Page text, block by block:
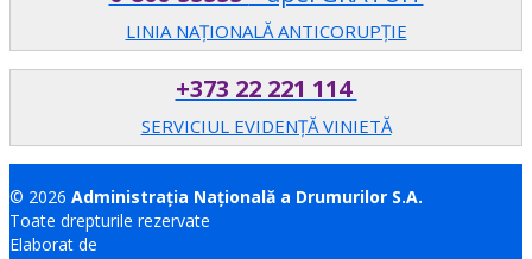
LINIA NAȚIONALĂ ANTICORUPȚIE
+373 22 221 114
SERVICIUL EVIDENȚĂ VINIETĂ
© 2026 Administrația Națională a Drumurilor S.A.
Toate drepturile rezervate
Elaborat de